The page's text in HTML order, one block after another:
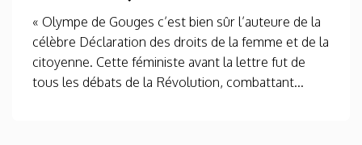
« Olympe de Gouges c’est bien sûr l’auteure de la
célèbre Déclaration des droits de la femme et de la
citoyenne. Cette féministe avant la lettre fut de
tous les débats de la Révolution, combattant...